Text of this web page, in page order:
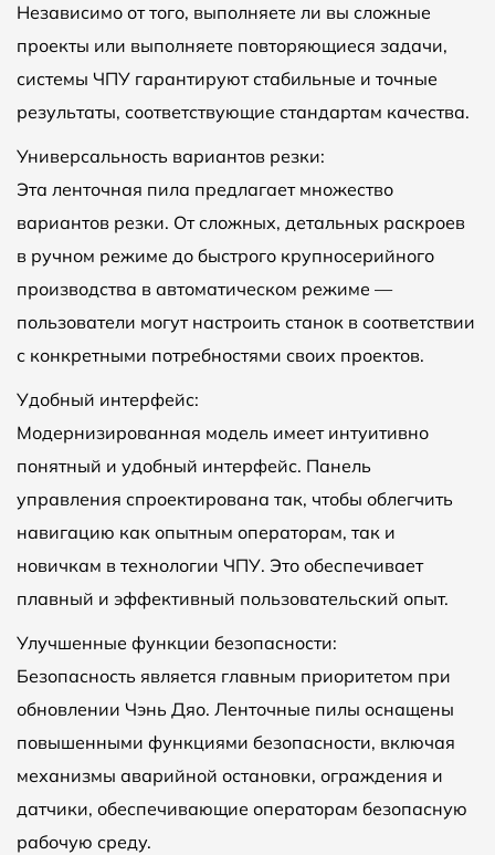
Независимо от того, выполняете ли вы сложные
проекты или выполняете повторяющиеся задачи,
системы ЧПУ гарантируют стабильные и точные
результаты, соответствующие стандартам качества.
Универсальность вариантов резки:
Эта ленточная пила предлагает множество
вариантов резки. От сложных, детальных раскроев
в ручном режиме до быстрого крупносерийного
производства в автоматическом режиме —
пользователи могут настроить станок в соответствии
с конкретными потребностями своих проектов.
Удобный интерфейс:
Модернизированная модель имеет интуитивно
понятный и удобный интерфейс. Панель
управления спроектирована так, чтобы облегчить
навигацию как опытным операторам, так и
новичкам в технологии ЧПУ. Это обеспечивает
плавный и эффективный пользовательский опыт.
Улучшенные функции безопасности:
Безопасность является главным приоритетом при
обновлении Чэнь Дяо. Ленточные пилы оснащены
повышенными функциями безопасности, включая
механизмы аварийной остановки, ограждения и
датчики, обеспечивающие операторам безопасную
рабочую среду.